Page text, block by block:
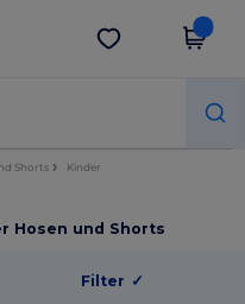
App holen
Shorts Kinder
Hosen und Shorts
Filter ✓